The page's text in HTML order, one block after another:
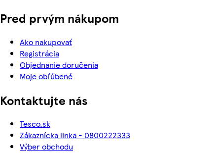
Pred prvým nákupom
Ako nakupovať
Registrácia
Objednanie doručenia
Moje obľúbené
Kontaktujte nás
Tesco.sk
Zákaznícka linka - 0800222333
Výber obchodu